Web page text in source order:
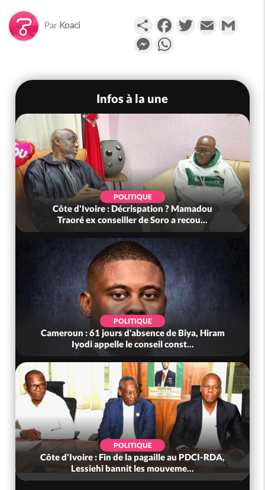
Par Koaci PartagerFacebookTwitterEmail
Messenger
Infos à la une
POLITIQUE
Côte d'Ivoire : Décrispation ? Mamadou
Traoré ex conseiller de Soro a recou...
POLITIQUE
Cameroun : 61 jours d'absence de Biya, Hiram
Iyodi appelle le conseil const...
POLITIQUE
Côte d'Ivoire : Fin de la pagaille au PDCI-RDA,
Lessiehi bannit les mouveme...